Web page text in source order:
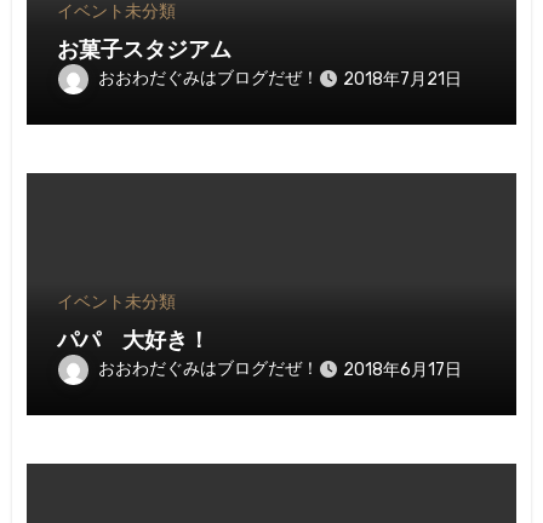
イベント未分類
お菓子スタジアム
おおわだぐみはブログだぜ！ 2018年7月21日
イベント未分類
パパ 大好き！
おおわだぐみはブログだぜ！ 2018年6月17日